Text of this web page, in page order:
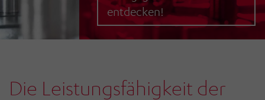
entdecken!
Die Leistungsfähigkeit der